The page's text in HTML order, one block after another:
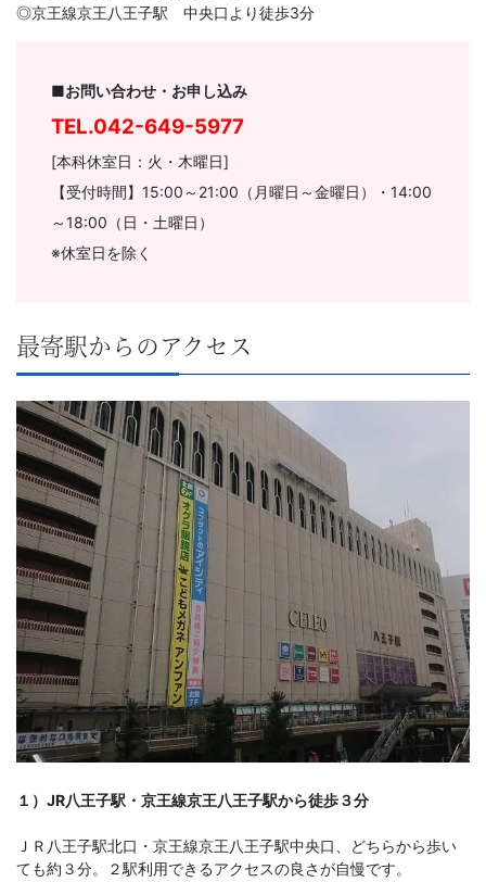
◎京王線京王八王子駅 中央口より徒歩3分
■お問い合わせ・お申し込み
TEL.042-649-5977
[本科休室日：火・木曜日]
【受付時間】15:00～21:00（月曜日～金曜日）・14:00
～18:00（日・土曜日）
※休室日を除く
最寄駅からのアクセス
１）JR八王子駅・京王線京王八王子駅から徒歩３分
ＪＲ八王子駅北口・京王線京王八王子駅中央口、どちらから歩い
ても約３分。２駅利用できるアクセスの良さが自慢です。